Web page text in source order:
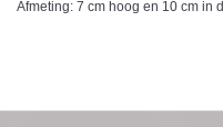
Afmeting: 7 cm hoog en 10 cm in